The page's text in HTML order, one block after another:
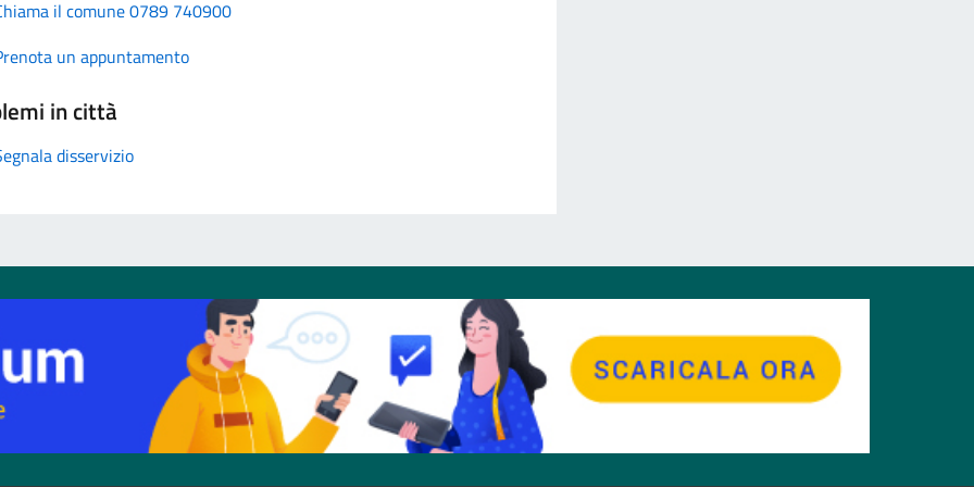
il comune 0789 740900
un appuntamento
in città
disservizio